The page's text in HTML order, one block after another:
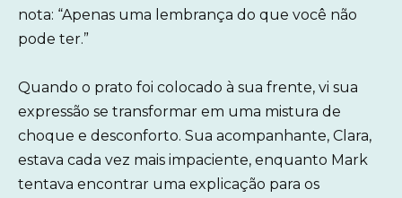
nota: “Apenas uma lembrança do que você não
pode ter.”
Quando o prato foi colocado à sua frente, vi sua
expressão se transformar em uma mistura de
choque e desconforto. Sua acompanhante, Clara,
estava cada vez mais impaciente, enquanto Mark
tentava encontrar uma explicação para os